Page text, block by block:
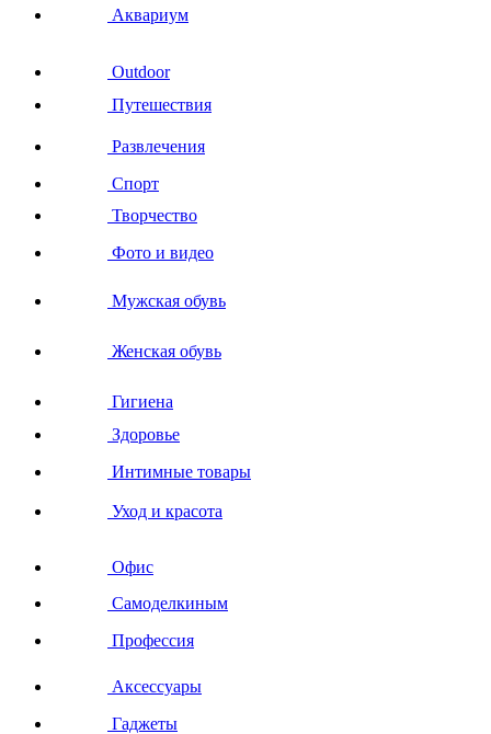
Аквариум
Outdoor
Путешествия
Развлечения
Спорт
Творчество
Фото и видео
Мужская обувь
Женская обувь
Гигиена
Здоровье
Интимные товары
Уход и красота
Офис
Самоделкиным
Профессия
Аксессуары
Гаджеты